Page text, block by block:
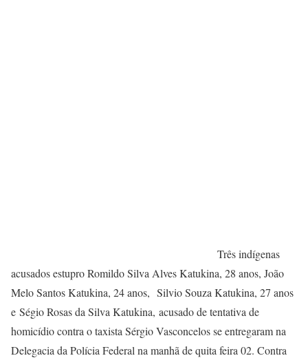
Três indígenas
acusados estupro Romildo Silva Alves Katukina, 28 anos, João
Melo Santos Katukina, 24 anos, Silvio Souza Katukina, 27 anos
e Ségio Rosas da Silva Katukina, acusado de tentativa de
homicídio contra o taxista Sérgio Vasconcelos se entregaram na
Delegacia da Polícia Federal na manhã de quita feira 02. Contra